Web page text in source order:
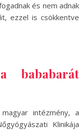
és nem adnak
ezzel is csökkentve
bababarát
intézmény, a
Klinikája